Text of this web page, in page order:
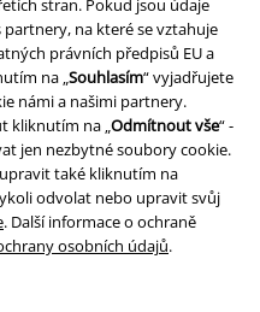
stran. Pokud jsou údaje
partnery, na které se vztahuje
právních předpisů EU a
na „Souhlasím“ vyjadřujete
námi a našimi partnery.
kliknutím na „Odmítnout vše“ -
jen nezbytné soubory cookie.
také kliknutím na
odvolat nebo upravit svůj
. Další informace o ochraně
osobních údajů.
20%
Sleva
přihlásíte
a souhlasím s tím, že